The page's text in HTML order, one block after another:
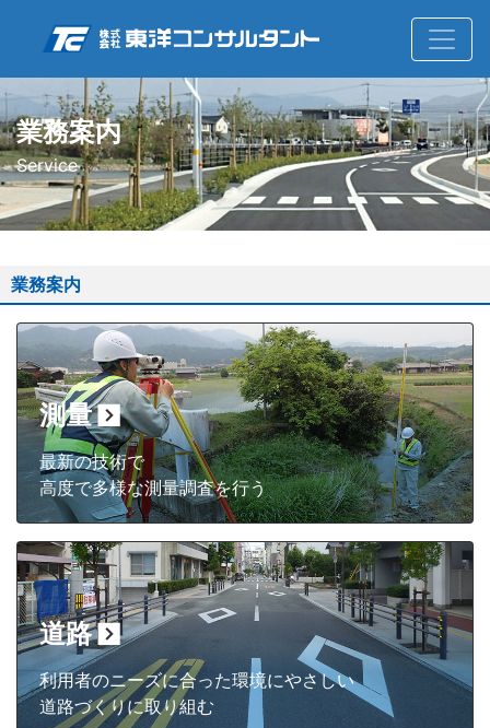
業務案内
Service
業務案内
測量
最新の技術で
高度で多様な測量調査を行う
道路
利用者のニーズに合った環境にやさしい
道路づくりに取り組む